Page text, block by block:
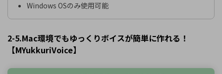
Windows OSのみ使用可能
2-5.Mac環境でもゆっくりボイスが簡単に作れる！
【MYukkuriVoice】